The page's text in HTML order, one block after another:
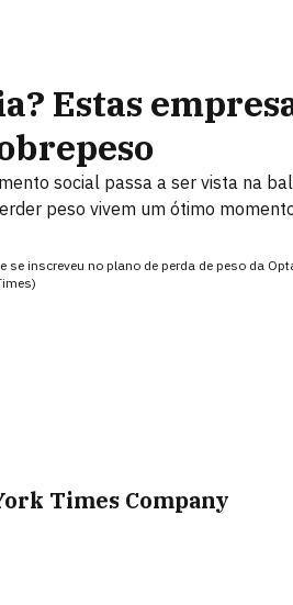
Estas
social passa a ser vista na
peso vivem um ótimo
inscreveu no plano de perda de peso da
Times Company